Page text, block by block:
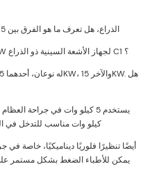
Shoimage C الذراع، هل تعرف ما هو الفرق بين 5 كيلو وات و15 كيلو وات؟
يمكن للأطباء الضغط بشكل مستمر على